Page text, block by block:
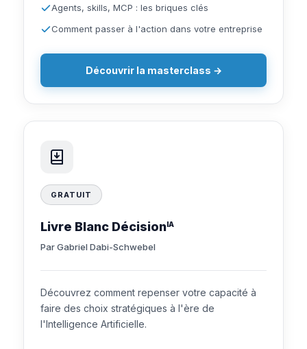
Agents, skills, MCP : les briques clés
Comment passer à l'action dans votre entreprise
Découvrir la masterclass →
GRATUIT
Livre Blanc Décision IA
Par Gabriel Dabi-Schwebel
Découvrez comment repenser votre capacité à
faire des choix stratégiques à l'ère de
l'Intelligence Artificielle.